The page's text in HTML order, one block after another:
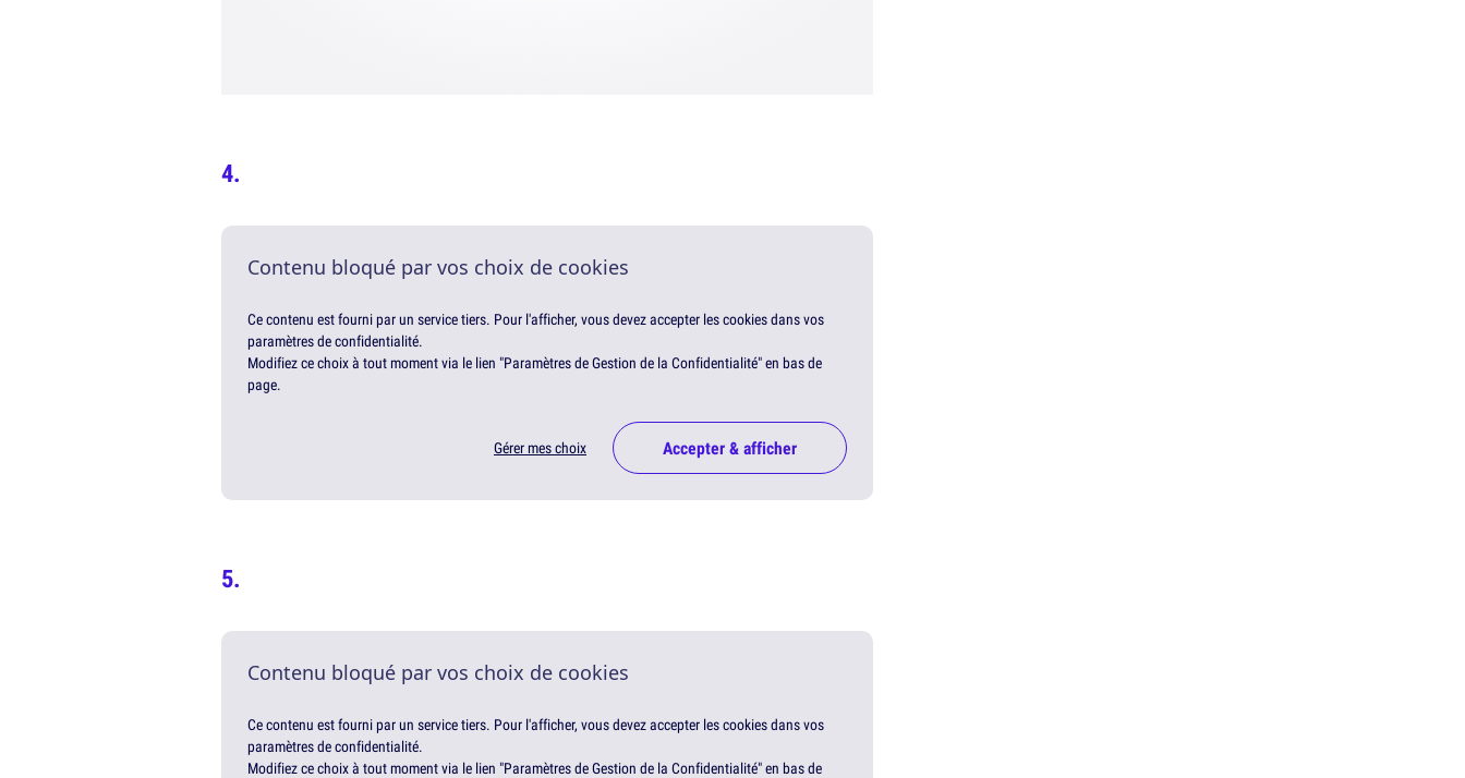
Contenu bloqué par vos choix de cookies
Ce contenu est fourni par un service tiers. Pour l'afficher, vous devez accepter les cookies dans vos
paramètres de confidentialité.
Modifiez ce choix à tout moment via le lien "Paramètres de Gestion de la Confidentialité" en bas de
page.
Gérer mes choix Accepter & afficher
Contenu bloqué par vos choix de cookies
Ce contenu est fourni par un service tiers. Pour l'afficher, vous devez accepter les cookies dans vos
paramètres de confidentialité.
Modifiez ce choix à tout moment via le lien "Paramètres de Gestion de la Confidentialité" en bas de